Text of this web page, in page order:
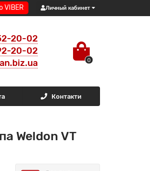
VIBER Личный кабинет
20-02
20-02
0
Контакти
Weldon VT